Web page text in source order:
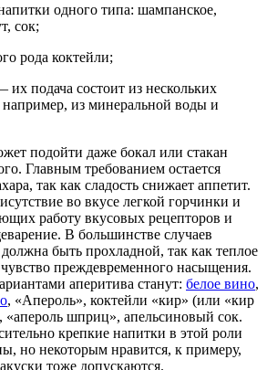
одного типа: шампанское,
сок;
рода коктейли;
подача состоит из нескольких
из минеральной воды и
подойти даже бокал или стакан
Главным требованием остается
так как сладость снижает аппетит.
во вкусе легкой горчинки и
работу вкусовых рецепторов и
В большинстве случаев
быть прохладной, так как теплое
преждевременного насыщения.
аперитива станут: белое вино,
, «Апероль», коктейли «кир» (или «кир
«апероль шприц», апельсиновый сок.
крепкие напитки в этой роли
но некоторым нравится, к примеру,
тоже допускаются.